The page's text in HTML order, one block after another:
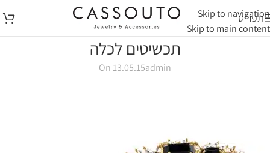
Skip to navigation
Skip to main content
תפריט
תכשיטים לכלה
admin
On 13.05.15